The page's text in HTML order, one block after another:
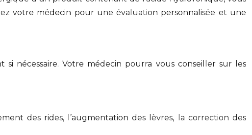
votre médecin pour une évaluation personnalisée et une
nécessaire. Votre médecin pourra vous conseiller sur les
des rides, l’augmentation des lèvres, la correction des